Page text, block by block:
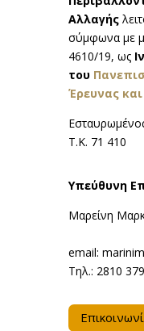
Αλλαγής
σύμφωνα με
4610/19, ως
του
Έρευνας
Τ.Κ. 71 410
Υπεύθυνη
Μαρείνη
email:
Τηλ.: 2810